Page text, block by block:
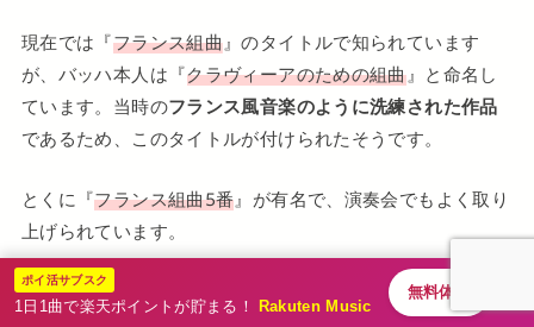
現在では『フランス組曲』のタイトルで知られています
が、バッハ本人は『クラヴィーアのための組曲』と命名し
ています。当時のフランス風音楽のように洗練された作品
であるため、このタイトルが付けられたそうです。
とくに『フランス組曲5番』が有名で、演奏会でもよく取り
上げられています。
ポイ活サブスク
1日1曲で楽天ポイントが貯まる！ Rakuten Music
無料体験